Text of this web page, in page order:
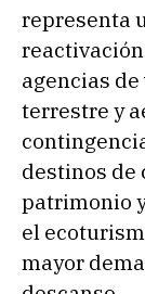
representa
agencias
terrestre y
destinos de
patrimonio
el
mayor